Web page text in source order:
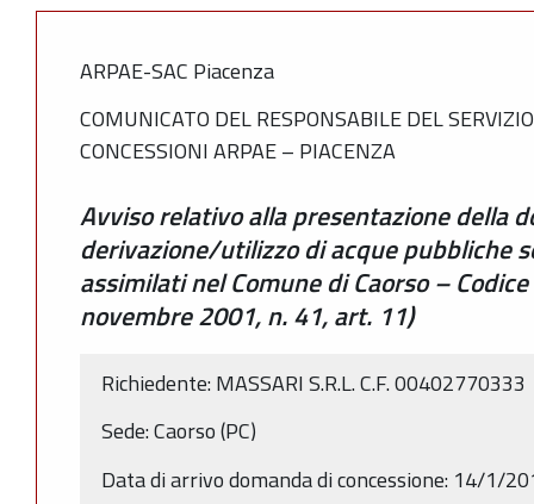
ARPAE-SAC Piacenza
COMUNICATO DEL RESPONSABILE DEL
CONCESSIONI ARPAE – PIACENZA
Avviso relativo alla presentazione della
derivazione/utilizzo di acque pubbliche
assimilati nel Comune di Caorso –
novembre 2001, n. 41, art. 11)
Richiedente: MASSARI S.R.L. C.F. 00402770333
Sede: Caorso (PC)
Data di arrivo domanda di concessione: 14/1/